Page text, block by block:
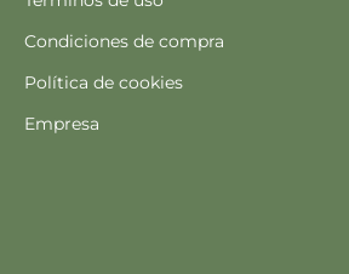
Condiciones de compra
Política de cookies
Empresa